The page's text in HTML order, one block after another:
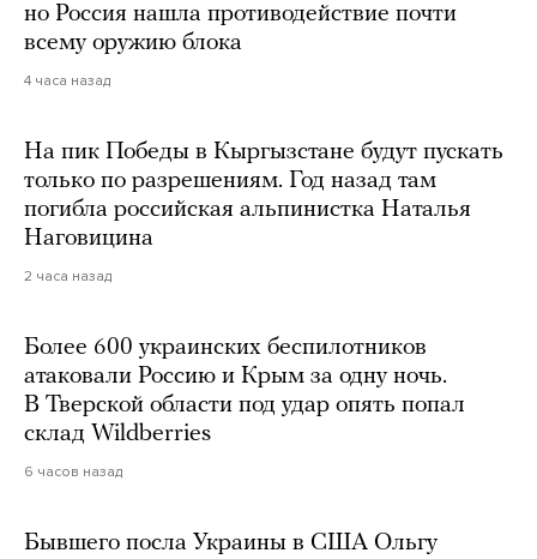
но Россия нашла противодействие почти
всему оружию блока
4 часа назад
На пик Победы в Кыргызстане будут пускать
только по разрешениям. Год назад там
погибла российская альпинистка Наталья
Наговицина
2 часа назад
Более 600 украинских беспилотников
атаковали Россию и Крым за одну ночь.
В Тверской области под удар опять попал
склад Wildberries
6 часов назад
Бывшего посла Украины в США Ольгу